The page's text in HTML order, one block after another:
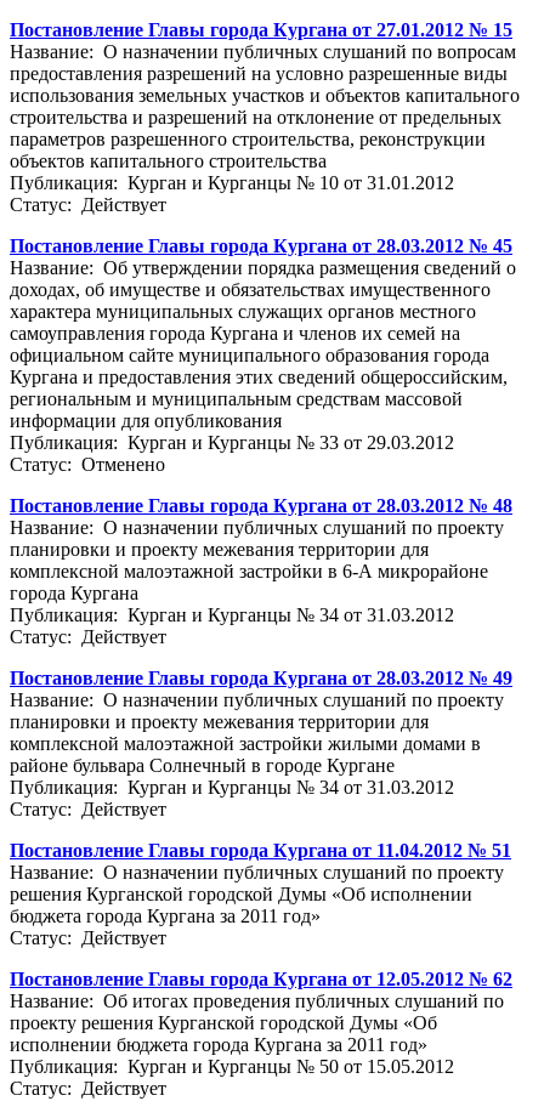
Постановление Главы города Кургана от 27.01.2012 № 15
Название: О назначении публичных слушаний по вопросам
предоставления разрешений на условно разрешенные виды
использования земельных участков и объектов капитального
строительства и разрешений на отклонение от предельных
параметров разрешенного строительства, реконструкции
объектов капитального строительства
Публикация: Курган и Курганцы № 10 от 31.01.2012
Статус: Действует
Постановление Главы города Кургана от 28.03.2012 № 45
Название: Об утверждении порядка размещения сведений о
доходах, об имуществе и обязательствах имущественного
характера муниципальных служащих органов местного
самоуправления города Кургана и членов их семей на
официальном сайте муниципального образования города
Кургана и предоставления этих сведений общероссийским,
региональным и муниципальным средствам массовой
информации для опубликования
Публикация: Курган и Курганцы № 33 от 29.03.2012
Статус: Отменено
Постановление Главы города Кургана от 28.03.2012 № 48
Название: О назначении публичных слушаний по проекту
планировки и проекту межевания территории для
комплексной малоэтажной застройки в 6-А микрорайоне
города Кургана
Публикация: Курган и Курганцы № 34 от 31.03.2012
Статус: Действует
Постановление Главы города Кургана от 28.03.2012 № 49
Название: О назначении публичных слушаний по проекту
планировки и проекту межевания территории для
комплексной малоэтажной застройки жилыми домами в
районе бульвара Солнечный в городе Кургане
Публикация: Курган и Курганцы № 34 от 31.03.2012
Статус: Действует
Постановление Главы города Кургана от 11.04.2012 № 51
Название: О назначении публичных слушаний по проекту
решения Курганской городской Думы «Об исполнении
бюджета города Кургана за 2011 год»
Статус: Действует
Постановление Главы города Кургана от 12.05.2012 № 62
Название: Об итогах проведения публичных слушаний по
проекту решения Курганской городской Думы «Об
исполнении бюджета города Кургана за 2011 год»
Публикация: Курган и Курганцы № 50 от 15.05.2012
Статус: Действует